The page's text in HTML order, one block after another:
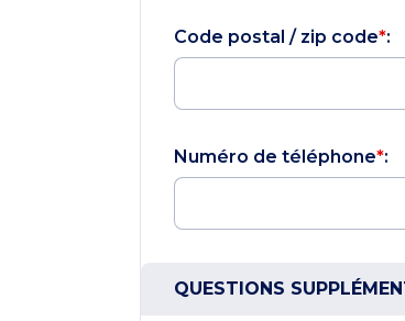
Code postal / zip code*:
Numéro de téléphone*:
QUESTIONS